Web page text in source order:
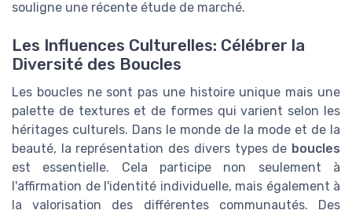
souligne une récente étude de marché.
Les Influences Culturelles: Célébrer la
Diversité des Boucles
Les boucles ne sont pas une histoire unique mais une
palette de textures et de formes qui varient selon les
héritages culturels. Dans le monde de la mode et de la
beauté, la représentation des divers types de boucles
est essentielle. Cela participe non seulement à
l'affirmation de l'identité individuelle, mais également à
la valorisation des différentes communautés. Des